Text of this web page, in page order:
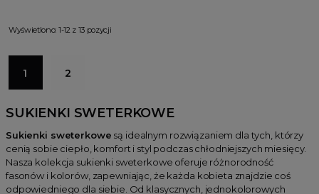
Wyświetlono: 1-12 z 13 pozycji
1 2
SUKIENKI SWETERKOWE
Sukienki sweterkowe są idealnym rozwiązaniem dla tych, którzy
cenią sobie ciepło, komfort i styl podczas chłodniejszych miesięcy.
Nasza kolekcja sukienki sweterkowe oferuje różnorodność
fasonów i kolorów, zapewniając, że każda kobieta znajdzie coś
odpowiedniego dla siebie. Od klasycznych, jednokolorowych